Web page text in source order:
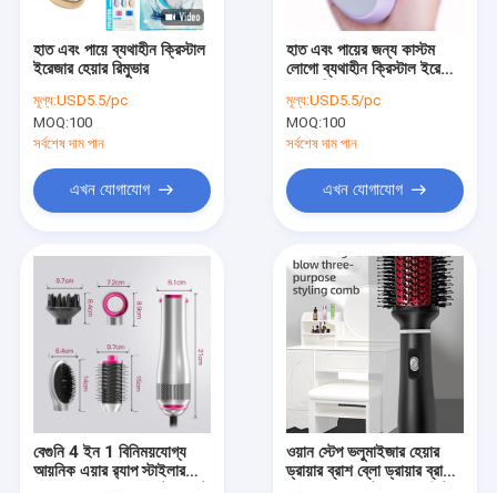
কারখানা ভ্রমণ
খবর
চুল স্টাইলিং সরঞ্জাম
টাইটানিয়াম হেয়ার স্ট্রেইটনার
সিরামিক হেয়ার স্ট্রেইটনার
হট এয়ার স্টাইলিং ব্রাশ
হাত এবং পায়ে ব্যথাহীন ক্রিস্টাল
ইরেজার হেয়ার রিমুভার
মূল্য:USD5.5/pc
MOQ:100
সর্বশেষ দাম পান
এখন যোগাযোগ
হাত এবং পায়ের জন্য কাস্টম
লোগো ব্যথাহীন ক্রিস্টাল ইরেজার
মূল্য:USD5.5/pc
MOQ:100
সর্বশেষ দাম পান
এখন যোগাযোগ
বেগুনি 4 ইন 1 বিনিময়যোগ্য
আয়নিক এয়ার র‍্যাপ স্টাইলার
ওয়ান স্টেপ ভলুমাইজার হেয়ার
ড্রায়ার ব্রাশ ব্লো ড্রায়ার ব্রাশ